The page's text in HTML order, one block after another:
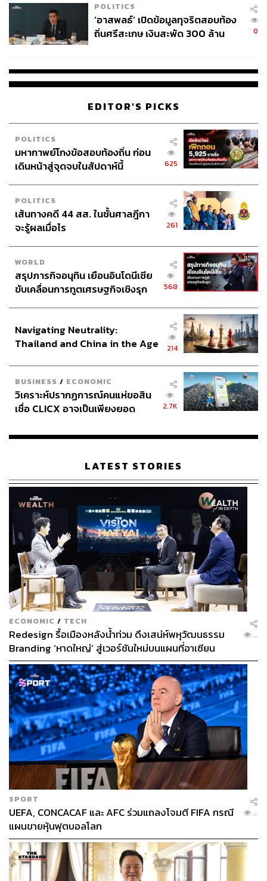
POLITICS
‘อาสพลธ์’ เปิดข้อมูลทุจริตสอบท้อง
ถิ่นศรีสะเกษ เงินสะพัด 300 ล้าน
0
EDITOR'S PICKS
POLITICS
มหากาพย์โกงข้อสอบท้องถิ่น ก่อน
เดินหน้าสู่จุดจบในสัปดาห์นี้
625
POLITICS
เส้นทางคดี 44 สส. ในชั้นศาลฎีกา
จะรู้ผลเมื่อไร
261
WORLD
สรุปภารกิจอนุทิน เยือนอินโดนีเซีย
ขับเคลื่อนการทูตเศรษฐกิจเชิงรุก
568
Navigating Neutrality:
Thailand and China in the Age
214
BUSINESS / ECONOMIC
วิเคราะห์ปรากฏการณ์คนแห่ขอสิน
เชื่อ CLICX อาจเป็นเพียงยอด
เรือนไทยที่ถูกซุกไว้
2.7K
LATEST STORIES
ECONOMIC / TECH
Redesign รื้อเมืองหลังน้ำท่วม ดึงเสน่ห์พหุวัฒนธรรม
Branding ‘หาดใหญ่’ สู่เวอร์ชันใหม่บนแผนที่อาเซียน
...
SPORT
UEFA, CONCACAF และ AFC ร่วมแถลงโจมตี FIFA กรณี
แผนขายหุ้นฟุตบอลโลก
...